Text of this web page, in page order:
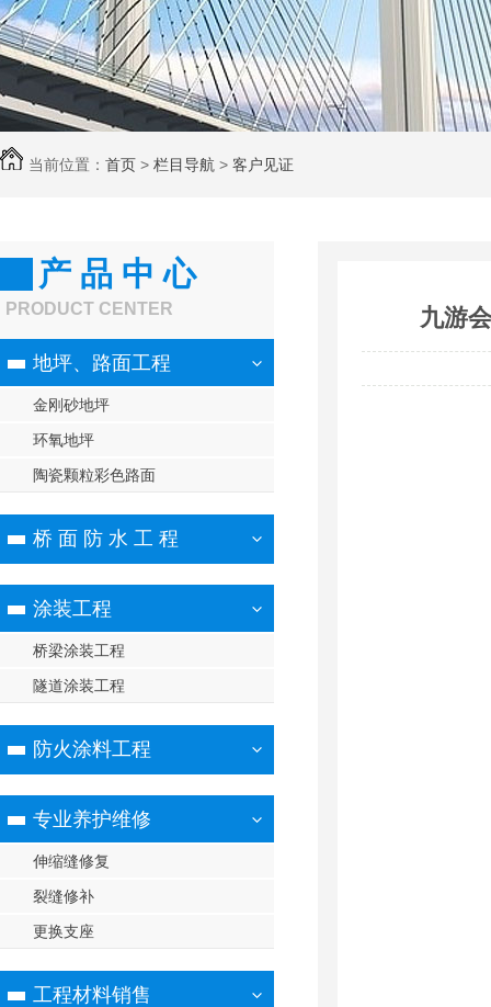
当前位置： 首页 > 栏目导航 > 客户见证
产 品 中 心
PRODUCT CENTER
地坪、路面工程
金刚砂地坪
环氧地坪
陶瓷颗粒彩色路面
桥 面 防 水 工 程
涂装工程
桥梁涂装工程
隧道涂装工程
防火涂料工程
专业养护维修
伸缩缝修复
裂缝修补
更换支座
工程材料销售
九游